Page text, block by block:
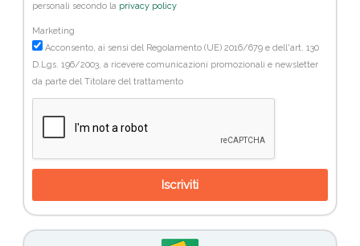
personali secondo la privacy policy
Marketing
Acconsento, ai sensi del Regolamento (UE) 2016/679 e dell'art. 130
D.Lgs. 196/2003, a ricevere comunicazioni promozionali e newsletter
da parte del Titolare del trattamento
Iscriviti